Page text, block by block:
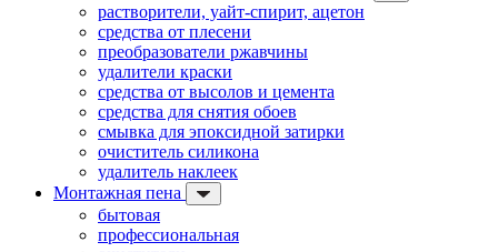
растворители, уайт-спирит, ацетон
средства от плесени
преобразователи ржавчины
удалители краски
средства от высолов и цемента
средства для снятия обоев
смывка для эпоксидной затирки
очиститель силикона
удалитель наклеек
Монтажная пена
бытовая
профессиональная